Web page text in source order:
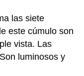
las siete
este cúmulo son
vista. Las
luminosos y